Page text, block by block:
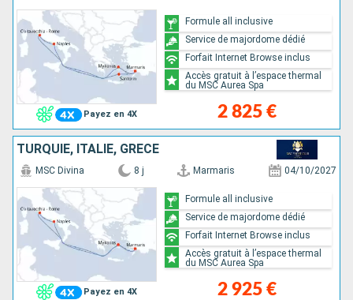
Payez en 4X 2 825 €
Formule all inclusive
Service de majordome dédié
Forfait Internet Browse inclus
Accès gratuit à l’espace thermal
du MSC Aurea Spa
TURQUIE, ITALIE, GRÈCE
Payez en 4X
MSC Divina 8 j Marmaris 04/10/2027
2 925 €
Formule all inclusive
Service de majordome dédié
Forfait Internet Browse inclus
Accès gratuit à l’espace thermal
du MSC Aurea Spa